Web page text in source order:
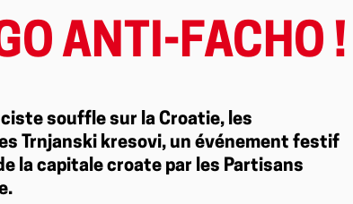
ANTI-FACHO !
souffle sur la Croatie, les
Trnjanski kresovi, un événement festif
la capitale croate par les Partisans